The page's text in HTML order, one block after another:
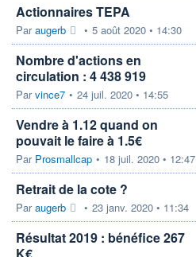
Actionnaires TEPA
Paraugerb • 5 août 2020 • 14:30
Nombre d'actions en
circulation : 4 438 919
Parvince7 • 24 juil. 2020 • 14:55
Vendre à 1.12 quand on
pouvait le faire à 1.5€
Par Prosmallcap • 18 juil. 2020 • 12:47
Retrait de la cote ?
Paraugerb • 23 janv. 2020 • 11:34
Résultat 2019 : bénéfice 267
K€